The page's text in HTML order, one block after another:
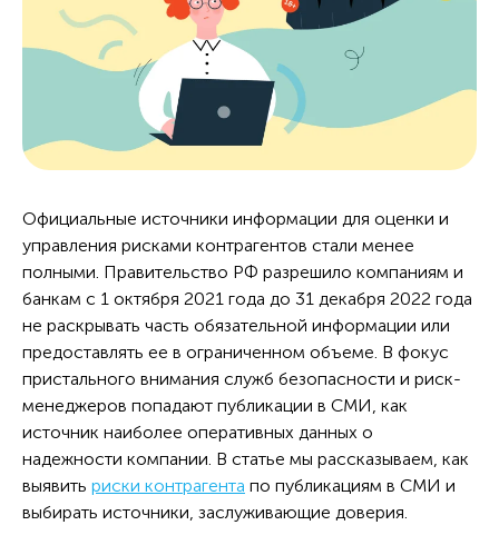
Официальные источники информации для оценки и
управления рисками контрагентов стали менее
полными. Правительство РФ разрешило компаниям и
банкам с 1 октября 2021 года до 31 декабря 2022 года
не раскрывать часть обязательной информации или
предоставлять ее в ограниченном объеме. В фокус
пристального внимания служб безопасности и риск-
менеджеров попадают публикации в СМИ, как
источник наиболее оперативных данных о
надежности компании. В статье мы рассказываем, как
выявить риски контрагента по публикациям в СМИ и
выбирать источники, заслуживающие доверия.